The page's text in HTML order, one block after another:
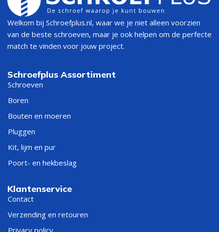
Welkom bij Schroefplus.nl, waar we je niet alleen voorzien
van de beste schroeven, maar je ook helpen om de perfecte
match te vinden voor jouw project.
Schroefplus Assortiment
Schroeven
Boren
Bouten en moeren
Pluggen
Kit, lijm en pur
Poort- en hekbeslag
Klantenservice
Contact
Verzending en retouren